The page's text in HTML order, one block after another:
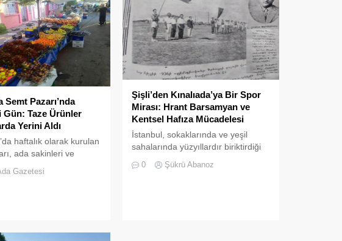
Semt Pazarı’nda
Gün: Taze Ürünler
Yerini Aldı
haftalık olarak kurulan
ada sakinleri ve
ulaştı.
Gazetesi
Şişli’den Kınalıada’ya Bir Spor
Mirası: Hrant Barsamyan ve
Kentsel Hafıza Mücadelesi
İstanbul, sokaklarında ve yeşil
sahalarında yüzyıllardır biriktirdiği
devasa bir hafıza mekânıdır.
0 Şükrü Abanoz